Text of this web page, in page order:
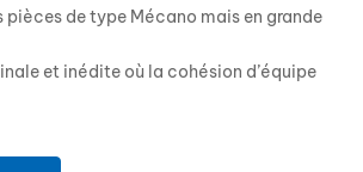
pièces de type Mécano mais en grande
et inédite où la cohésion d’équipe